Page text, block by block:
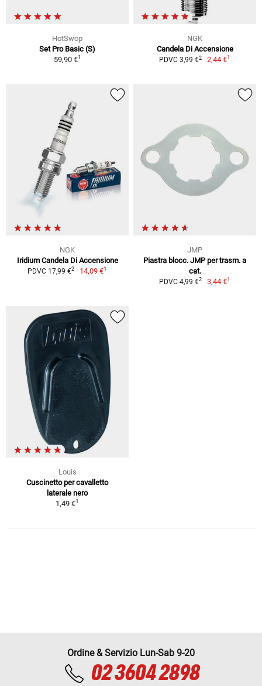
HotSwop
Set Pro Basic (S)
59,90 €1
NGK
Candela Di Accensione
PDVC 3,99 €2 2,44 €1
NGK
Iridium Candela Di Accensione
PDVC 17,99 €2 14,09 €1
JMP
Piastra blocc. JMP per trasm. a
cat.
PDVC 4,99 €2 3,44 €1
Louis
Cuscinetto per cavalletto
laterale nero
1,49 €1
Ordine & Servizio Lun-Sab 9-20
02 3604 2898